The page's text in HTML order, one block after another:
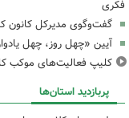
فکری
گفت‌وگوی مدیرکل کانون
آیین «چهل روز، چهل
کلیپ فعالیت‌های موکب
پربازدید استان‌ها